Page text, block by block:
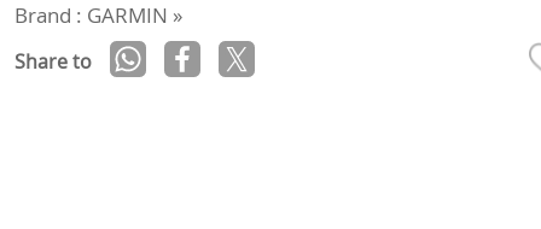
Brand : GARMIN »
Share to